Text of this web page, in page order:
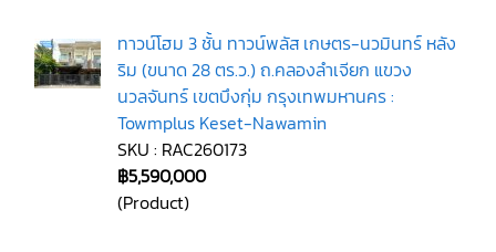
ทาวน์โฮม 3 ชั้น ทาวน์พลัส เกษตร-นวมินทร์ หลัง
ริม (ขนาด 28 ตร.ว.) ถ.คลองลำเจียก แขวง
นวลจันทร์ เขตบึงกุ่ม กรุงเทพมหานคร :
Towmplus Keset-Nawamin
SKU : RAC260173
฿5,590,000
(Product)